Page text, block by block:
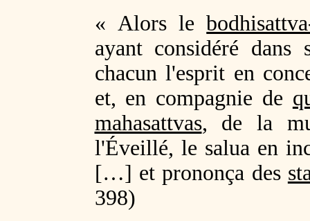
« Alors le
ayant considéré dans
chacun l'esprit en
et, en compagnie de
mahasattvas, de la
l'Éveillé, le salua en
[…] et prononça des
398)